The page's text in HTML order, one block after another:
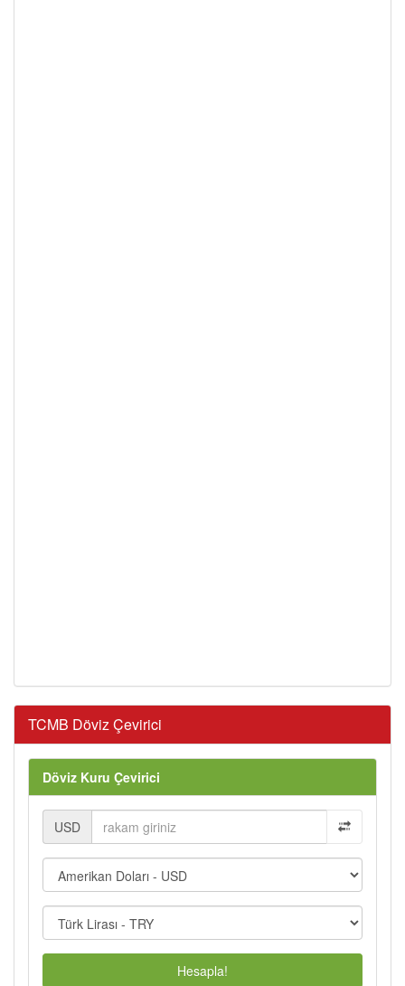
TCMB Döviz Çevirici
Döviz Kuru Çevirici
USD
Hesapla!